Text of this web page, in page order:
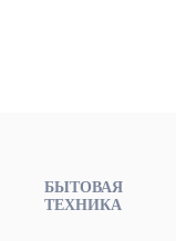
БЫТОВАЯ
ТЕХНИКА